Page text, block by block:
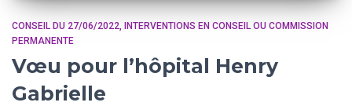
CONSEIL DU 27/06/2022 INTERVENTIONS EN CONSEIL OU COMMISSION
PERMANENTE
Vœu pour l’hôpital Henry
Gabrielle